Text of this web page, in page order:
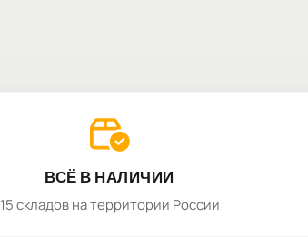
ВСЁ В НАЛИЧИИ
15 складов на территории России